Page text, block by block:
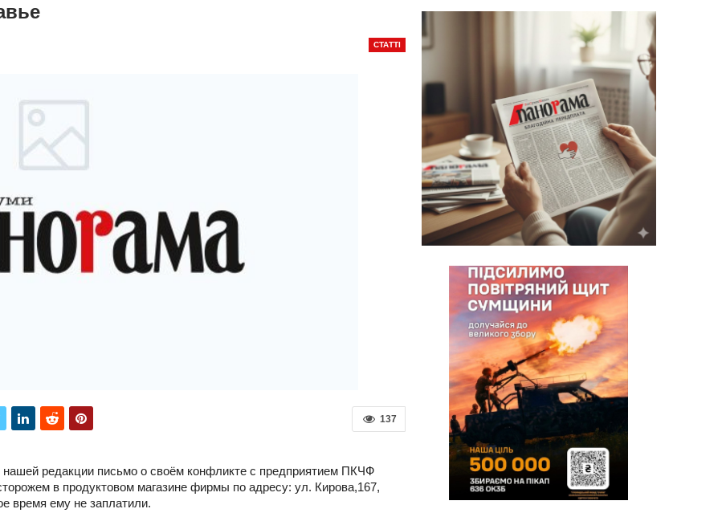
СТАТТІ
137
редакции письмо о своём конфликте с предприятием ПКЧФ
в продуктовом магазине фирмы по адресу: ул. Кирова,167,
время ему не заплатили.